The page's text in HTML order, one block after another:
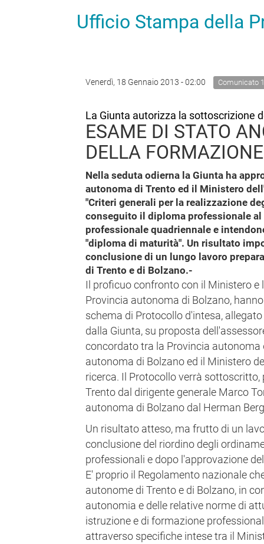
Ufficio Stampa della
Venerdì, 18 Gennaio 2013 - 02:00 Comunicato
La Giunta autorizza la sottoscrizione
ESAME DI STATO
DELLA
Nella seduta odierna la Giunta ha
autonoma di Trento ed il Ministero
"Criteri generali per la realizzazione
conseguito il diploma professionale
professionale quadriennale e
"diploma di maturità". Un risultato
conclusione di un lungo lavoro
di Trento e di Bolzano.-
Il proficuo confronto con il Ministero
Provincia autonoma di Bolzano,
schema di Protocollo d'intesa,
dalla Giunta, su proposta
concordato tra la Provincia autonoma
autonoma di Bolzano ed il Ministero
ricerca. Il Protocollo verrà
Trento dal dirigente generale Marco
autonoma di Bolzano dal Herman
Un risultato atteso, ma frutto di un
conclusione del riordino degli
professionali e dopo l'approvazione
E' proprio il Regolamento nazionale
autonome di Trento e di Bolzano, in
autonomia e delle relative norme di
istruzione e di formazione
attraverso specifiche intese tra il